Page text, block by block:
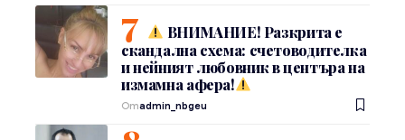
ВНИМАНИЕ! Разкрита е
скандална схема: счетоводителка
и нейният любовник в центъра на
измамна афера!
Отadmin_nbgeu